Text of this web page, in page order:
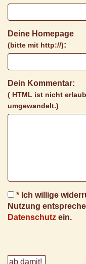
Deine Homepage
(bitte mit http://):
Dein Kommentar:
( HTML ist nicht
umgewandelt.)
* Ich willige
Nutzung
Datenschutz ein.